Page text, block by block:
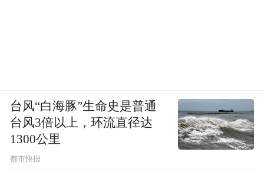
台风“白海豚”生命史是普通
台风3倍以上，环流直径达
1300公里
都市快报